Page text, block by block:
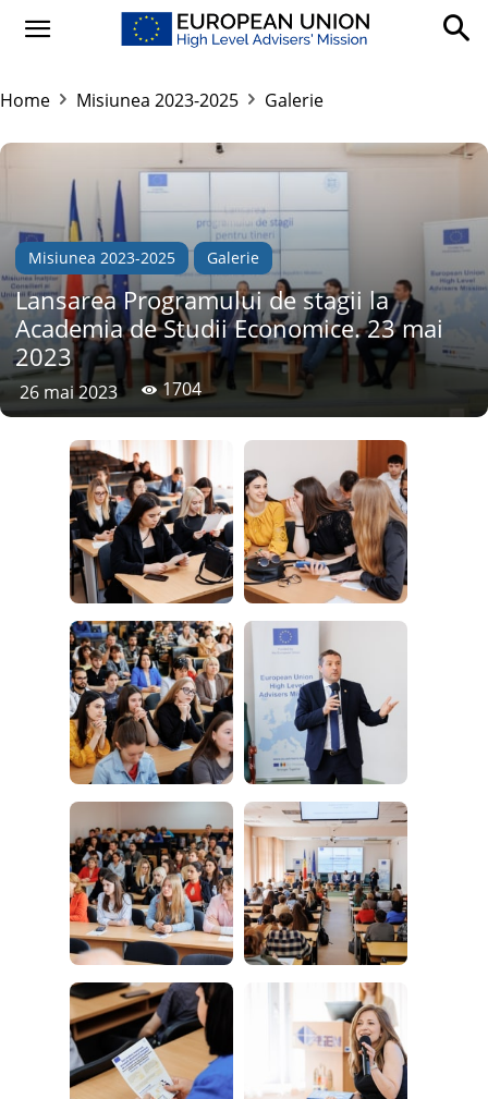
Home Misiunea 2023-2025 Galerie
Misiunea 2023-2025 Galerie
Lansarea Programului de stagii la
Academia de Studii Economice. 23 mai
2023
26 mai 2023 1704